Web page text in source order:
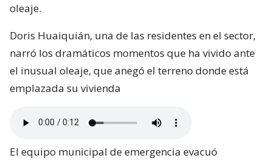
oleaje.
Doris Huaiquián, una de las residentes en el sector,
narró los dramáticos momentos que ha vivido ante
el inusual oleaje, que anegó el terreno donde está
emplazada su vivienda
El equipo municipal de emergencia evacuó